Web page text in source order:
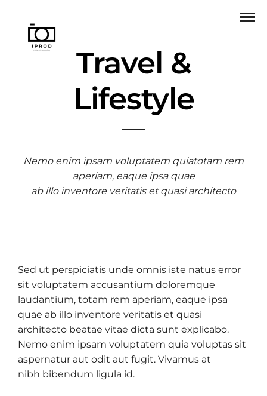
Travel &
Lifestyle
Nemo enim ipsam voluptatem quiatotam rem
aperiam, eaque ipsa quae
ab illo inventore veritatis et quasi architecto
Sed ut perspiciatis unde omnis iste natus error
sit voluptatem accusantium doloremque
laudantium, totam rem aperiam, eaque ipsa
quae ab illo inventore veritatis et quasi
architecto beatae vitae dicta sunt explicabo.
Nemo enim ipsam voluptatem quia voluptas sit
aspernatur aut odit aut fugit. Vivamus at
nibh bibendum ligula id.